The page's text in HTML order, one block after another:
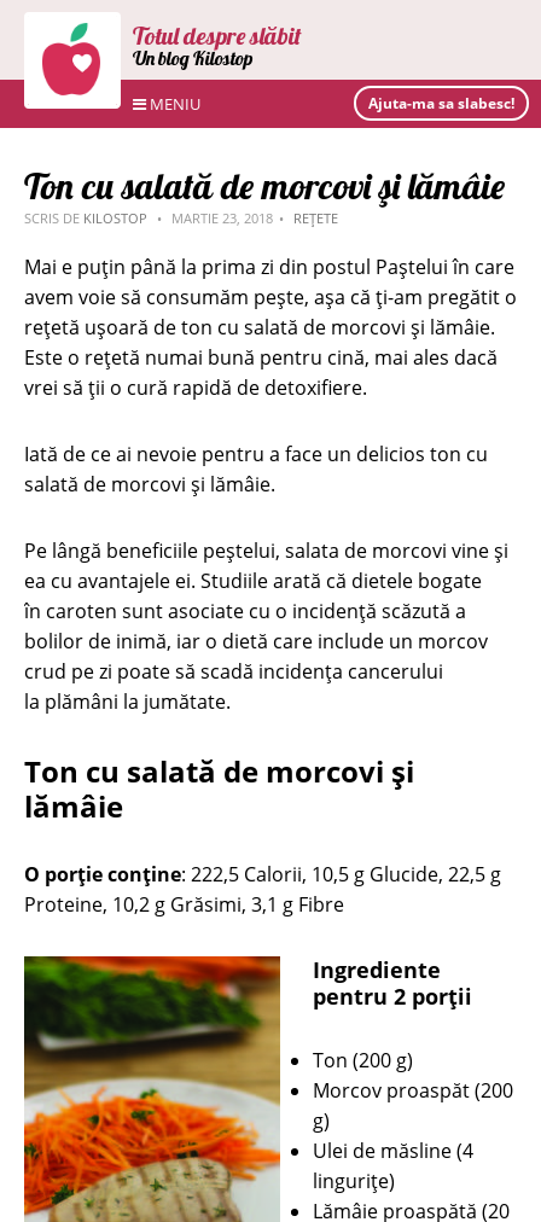
Totul despre slăbit
Un blog Kilostop
MENIU Ajuta-ma sa slabesc!
Ton cu salată de morcovi şi lămâie
SCRIS DE KILOSTOP MARTIE 23, 2018 REȚETE
Mai e puțin până la prima zi din postul Paștelui în care
avem voie să consumăm pește, așa că ți-am pregătit o
rețetă ușoară de ton cu salată de morcovi şi lămâie.
Este o rețetă numai bună pentru cină, mai ales dacă
vrei să ții o cură rapidă de detoxifiere.
Iată de ce ai nevoie pentru a face un delicios ton cu
salată de morcovi şi lămâie.
Pe lângă beneficiile peștelui, salata de morcovi vine și
ea cu avantajele ei. Studiile arată că dietele bogate
în caroten sunt asociate cu o incidenţă scăzută a
bolilor de inimă, iar o dietă care include un morcov
crud pe zi poate să scadă incidenţa cancerului
la plămâni la jumătate.
Ton cu salată de morcovi şi
lămâie
O porție conține: 222,5 Calorii, 10,5 g Glucide, 22,5 g
Proteine, 10,2 g Grăsimi, 3,1 g Fibre
Ingrediente
pentru 2 porții
Ton (200 g)
Morcov proaspăt (200
g)
Ulei de măsline (4
linguriţe)
Lămâie proaspătă (20